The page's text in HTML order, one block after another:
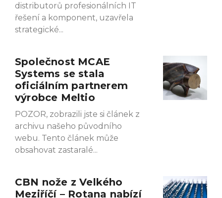
distributorů profesionálních IT
řešení a komponent, uzavřela
strategické
Společnost MCAE
Systems se stala
oficiálním partnerem
výrobce Meltio
POZOR, zobrazili jste si článek z
archivu našeho původního
webu. Tento článek může
obsahovat zastaralé
CBN nože z Velkého
Meziříčí – Rotana nabízí